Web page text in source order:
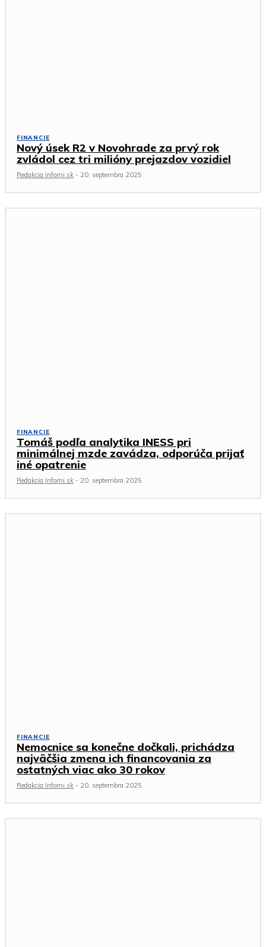
FINANCIE
Nový úsek R2 v Novohrade za prvý rok
zvládol cez tri milióny prejazdov vozidiel
Redakcia Infomi.sk - 20. septembra 2025
FINANCIE
Tomáš podľa analytika INESS pri
minimálnej mzde zavádza, odporúča prijať
iné opatrenie
Redakcia Infomi.sk - 20. septembra 2025
FINANCIE
Nemocnice sa konečne dočkali, prichádza
najväčšia zmena ich financovania za
ostatných viac ako 30 rokov
Redakcia Infomi.sk - 20. septembra 2025